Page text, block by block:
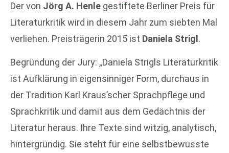
Der von Jörg A. Henle gestiftete Berliner Preis für
Literaturkritik wird in diesem Jahr zum siebten Mal
verliehen. Preisträgerin 2015 ist Daniela Strigl .
Begründung der Jury: „Daniela Strigls Literaturkritik
ist Aufklärung in eigensinniger Form, durchaus in
der Tradition Karl Kraus’scher Sprachpflege und
Sprachkritik und damit aus dem Gedächtnis der
Literatur heraus. Ihre Texte sind witzig, analytisch,
hintergründig. Sie steht für eine selbstbewusste